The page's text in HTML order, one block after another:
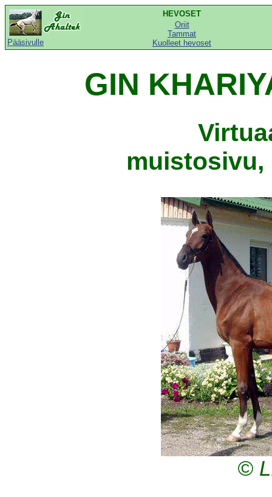
Pääsivulle
HEVOSET
Oriit
Tammat
Kuolleet hevoset
GIN
muistosivu,
©